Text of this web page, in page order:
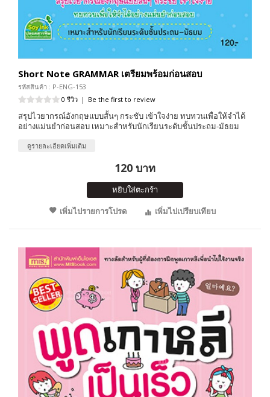
Short Note GRAMMAR เตรียมพร้อมก่อนสอบ
รหัสสินค้า : P-ENG-153
0 รีวิว | Be the first to review
สรุปไวยากรณ์อังกฤษแบบสั้นๆ กระชับ เข้าใจง่าย ทบทวนเพื่อให้จำได้
อย่างแม่นยำก่อนสอบ เหมาะสำหรับนักเรียนระดับชั้นประถม-มัธยม
ดูรายละเอียดเพิ่มเติม
120 บาท
หยิบใส่ตะกร้า
เพิ่มไปรายการโปรด
เพิ่มไปเปรียบเทียบ